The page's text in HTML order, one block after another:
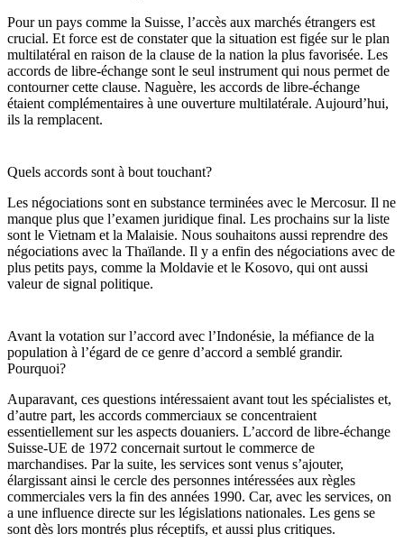
Pour un pays comme la Suisse, l’accès aux marchés étrangers est
crucial. Et force est de constater que la situation est figée sur le plan
multilatéral en raison de la clause de la nation la plus favorisée. Les
accords de libre-échange sont le seul instrument qui nous permet de
contourner cette clause. Naguère, les accords de libre-échange
étaient complémentaires à une ouverture multilatérale. Aujourd’hui,
ils la remplacent.
Quels accords sont à bout touchant?
Les négociations sont en substance terminées avec le Mercosur. Il ne
manque plus que l’examen juridique final. Les prochains sur la liste
sont le Vietnam et la Malaisie. Nous souhaitons aussi reprendre des
négociations avec la Thaïlande. Il y a enfin des négociations avec de
plus petits pays, comme la Moldavie et le Kosovo, qui ont aussi
valeur de signal politique.
Avant la votation sur l’accord avec l’Indonésie, la méfiance de la
population à l’égard de ce genre d’accord a semblé grandir.
Pourquoi?
Auparavant, ces questions intéressaient avant tout les spécialistes et,
d’autre part, les accords commerciaux se concentraient
essentiellement sur les aspects douaniers. L’accord de libre-échange
Suisse-UE de 1972 concernait surtout le commerce de
marchandises. Par la suite, les services sont venus s’ajouter,
élargissant ainsi le cercle des personnes intéressées aux règles
commerciales vers la fin des années 1990. Car, avec les services, on
a une influence directe sur les législations nationales. Les gens se
sont dès lors montrés plus réceptifs, et aussi plus critiques.